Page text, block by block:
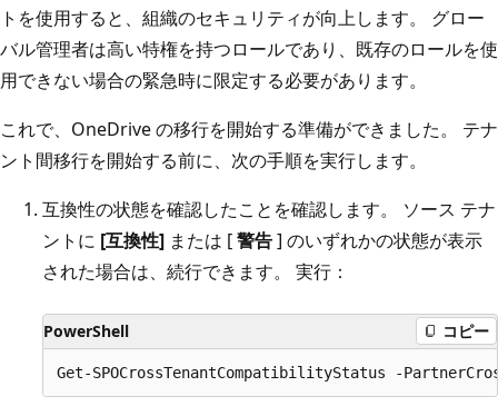
トを使用すると、組織のセキュリティが向上します。 グロー
バル管理者は高い特権を持つロールであり、既存のロールを使
用できない場合の緊急時に限定する必要があります。
これで、OneDrive の移行を開始する準備ができました。 テナ
ント間移行を開始する前に、次の手順を実行します。
互換性の状態を確認したことを確認します。 ソース テナ
ントに [互換性] または [警告] のいずれかの状態が表示
された場合は、続行できます。 実行：
PowerShell コピー